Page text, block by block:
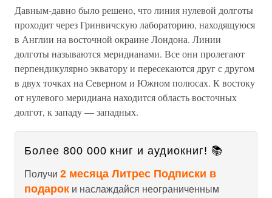
Давным-давно было решено, что линия нулевой долготы
проходит через Гринвичскую лабораторию, находящуюся
в Англии на восточной окраине Лондона. Линии
долготы называются меридианами. Все они пролегают
перпендикулярно экватору и пересекаются друг с другом
в двух точках на Северном и Южном полюсах. К востоку
от нулевого меридиана находится область восточных
долгот, к западу — западных.
Более 800 000 книг и аудиокниг! 📚
Получи 2 месяца Литрес Подписки в
подарок и наслаждайся неограниченным